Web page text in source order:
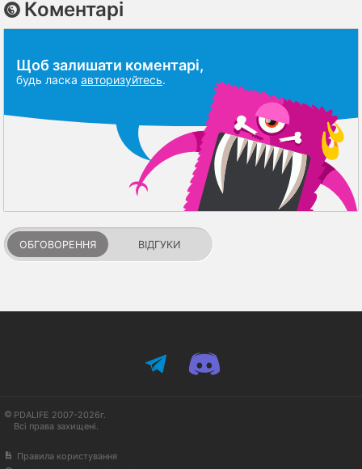
Коментарі
Щоб залишати коментарі,
будь ласка авторизуйтесь.
ОБГОВОРЕННЯ ВІДГУКИ
PDALIFE 2007-2026г.
Всі права захищені.
Правила користування